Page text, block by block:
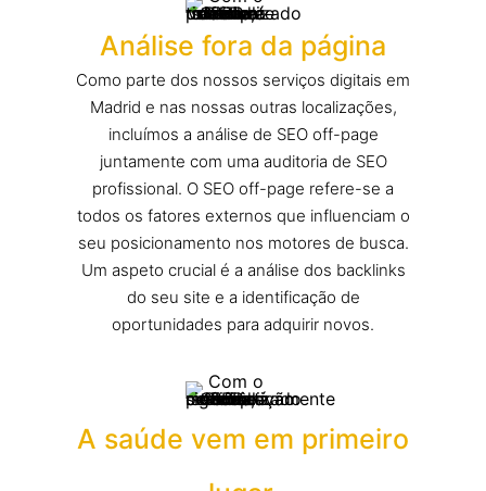
Análise fora da página
Como parte dos nossos serviços digitais em
Madrid e nas nossas outras localizações,
incluímos a análise de SEO off-page
juntamente com uma auditoria de SEO
profissional. O SEO off-page refere-se a
todos os fatores externos que influenciam o
seu posicionamento nos motores de busca.
Um aspeto crucial é a análise dos backlinks
do seu site e a identificação de
oportunidades para adquirir novos.
A saúde vem em primeiro